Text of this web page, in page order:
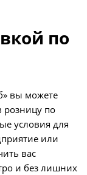
по
вы можете
розницу по
условия для
или
вас
и без лишних